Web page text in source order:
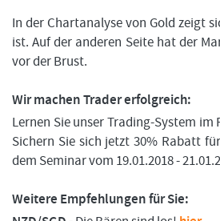
In der Chartanalyse von Gold zeigt
ist. Auf der anderen Seite hat der
vor der Brust.
Wir machen Trader erfolgreich:
Lernen Sie unser Trading-System
Sichern Sie sich jetzt 30% Rabatt
dem Seminar vom 19.01.2018 -
Weitere Empfehlungen für Sie:
Passwort vergessen
Das Formationstrader Programm bietet